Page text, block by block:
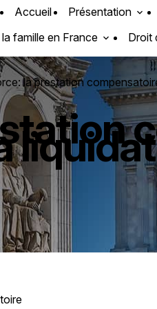
Accueil Présentation
famille en France
Droit
la prestation